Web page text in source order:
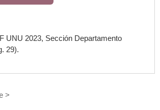
UNU 2023, Sección Departamento
29).
>